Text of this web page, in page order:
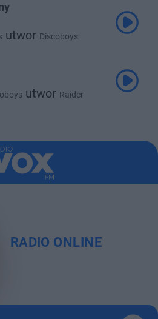
utwor Discoboys
utwor Raider
RADIO ONLINE